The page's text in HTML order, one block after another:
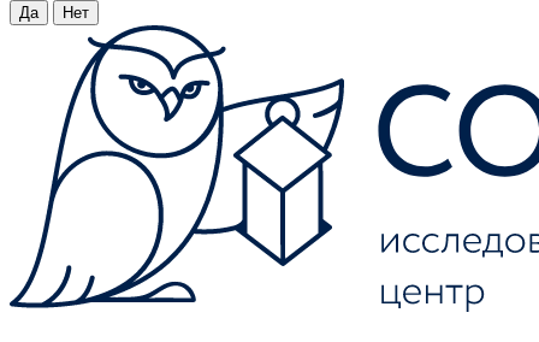
Да Нет